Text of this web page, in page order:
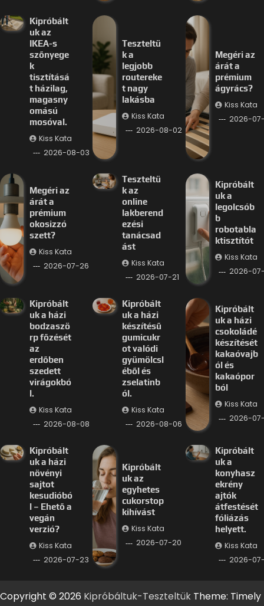
Kipróbált
uk az
IKEA-s
szőnyege
k
tisztításá
t házilag,
magasny
omású
mosóval.
Kiss Kata
2026-08-03
Teszteltü
k a
legjobb
routereke
t nagy
lakásba
Kiss Kata
2026-08-02
Megéri az
árát a
prémium
ágyrács?
Kiss Kata
2026-
Megéri az
árát a
prémium
okosizzó
szett?
Kiss Kata
2026-07-26
Teszteltü
k az
online
lakberend
ezési
tanácsad
ást
Kiss Kata
2026-07-21
Kipróbált
uk a
legolcsób
b
robotabla
ktisztítót
Kiss Kata
2026-
Kipróbált
uk a házi
bodzaszö
rp főzését
az
erdőben
szedett
virágokbó
l.
Kiss Kata
2026-08-08
Kipróbált
uk a házi
készítésű
gumicukr
ot valódi
gyümölcsl
éből és
zselatinb
ól.
Kiss Kata
2026-08-06
Kipróbált
uk a házi
csokoládé
készítését
kakaóvajb
ól és
kakaópor
ból
Kiss Kata
2026-
Kipróbált
uk a házi
növényi
sajtot
kesudióbó
l – Ehető a
vegán
verzió?
Kiss Kata
2026-07-23
Kipróbált
uk az
egyhetes
cukorstop
kihívást
Kiss Kata
2026-07-20
Kipróbált
uk a
konyhasz
ekrény
ajtók
átfestését
fóliázás
helyett.
Kiss Kata
2026-
Copyright © 2026 Kipróbáltuk-Teszteltük Theme: Timely